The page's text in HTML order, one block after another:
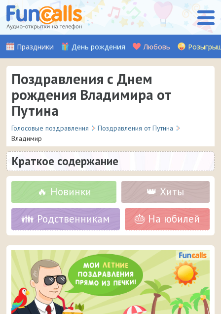
Праздники День рождения Любовь
Поздравления с Днем
рождения Владимира от
Путина
Голосовые поздравления
Поздравления от Путина
Владимир
Краткое содержание
🔥 Новинки 👑 Хиты
👪 Родственникам 🎂 На юбилей